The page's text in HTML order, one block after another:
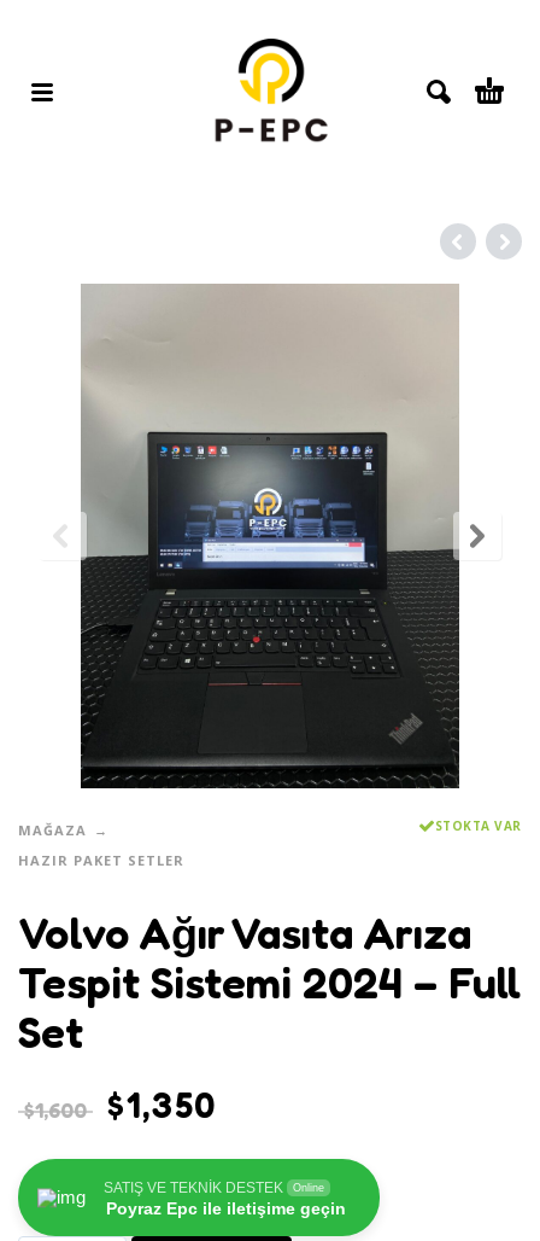
MAĞAZA
HAZIR PAKET SETLER
STOKTA VAR
Volvo Ağır Vasıta Arıza
Tespit Sistemi 2024 – Full
Set
$1,600 $1,350
SATIŞ VE TEKNİK DESTEK Online
Poyraz Epc ile iletişime geçin